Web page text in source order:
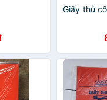
Giấy thủ